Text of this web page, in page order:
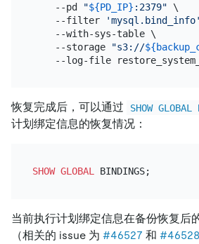
    --pd
"${PD_IP} :2379" \
    --filter
'mysql.bind_info'
    --with-sys-table \
    --storage
"s3://
恢复完成后，可以通过 SHOW
计划绑定信息的恢复情况：
SHOW GLOBAL
当前执行计划绑定信息在备份恢复后
（相关的 issue 为 #46527 和 #46528